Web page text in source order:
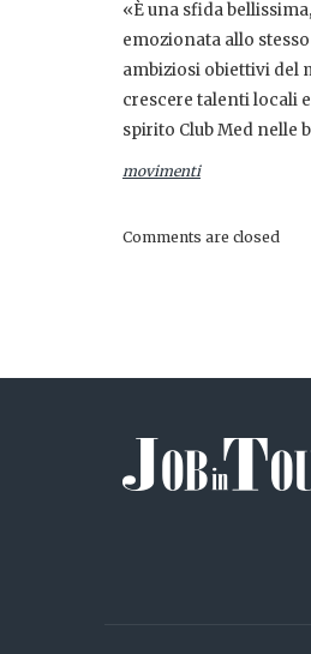
«È una sfida
emozionata allo
ambiziosi obiettivi del
crescere talenti locali
spirito Club Med nelle
movimenti
Comments are closed